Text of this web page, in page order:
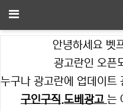
안녕하세요 벳
광고란인 오픈
누구나 광고란에 업데이트
구인구직.도베광고 는
메뉴
자주하시는질문 분
자주하시는 질문
전체 0/ 1 페이지